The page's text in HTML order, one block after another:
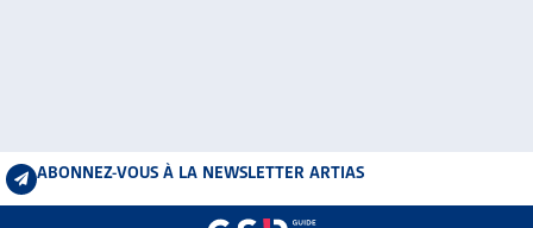
ABONNEZ-VOUS À LA NEWSLETTER ARTIAS